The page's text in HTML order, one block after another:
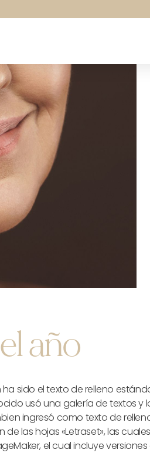
año
sido el texto de relleno
usó una galería de textos y
ingresó como texto de
las hojas «Letraset», las
el cual incluye versiones